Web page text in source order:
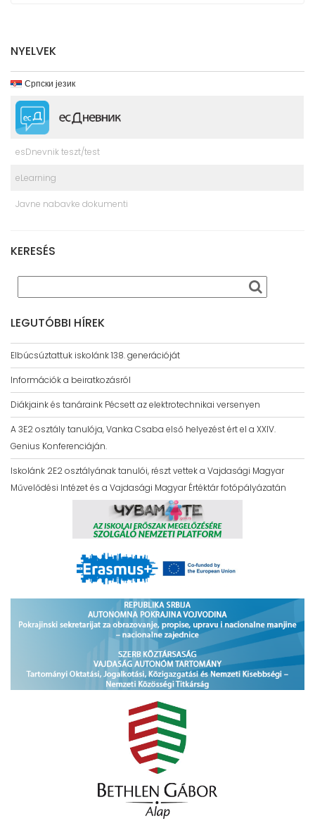
NYELVEK
Српски језик
esDnevnik teszt/test
eLearning
Javne nabavke dokumenti
KERESÉS
LEGUTÓBBI HÍREK
Elbúcsúztattuk iskolánk 138. generációját
Információk a beiratkozásról
Diákjaink és tanáraink Pécsett az elektrotechnikai versenyen
A 3E2 osztály tanulója, Vanka Csaba első helyezést ért el a XXIV.
Genius Konferenciáján.
Iskolánk 2E2 osztályának tanulói, részt vettek a Vajdasági Magyar
Művelődési Intézet és a Vajdasági Magyar Értéktár fotópályázatán